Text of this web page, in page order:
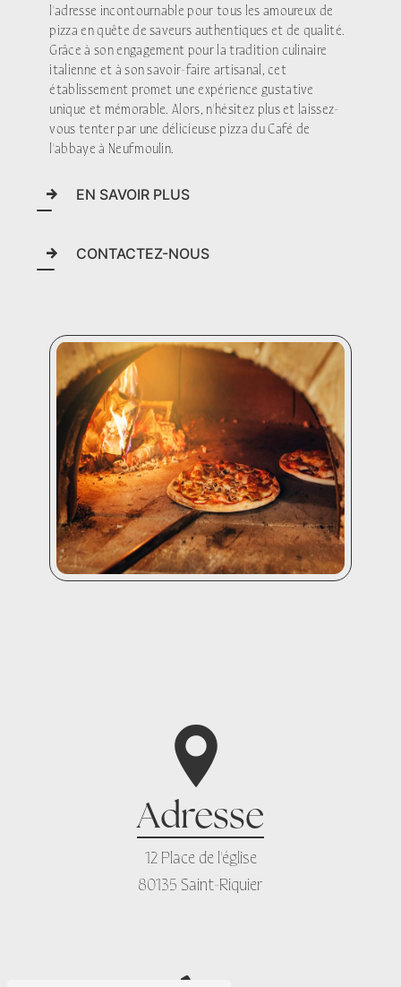
l'adresse incontournable pour tous les amoureux de
pizza en quête de saveurs authentiques et de qualité.
Grâce à son engagement pour la tradition culinaire
italienne et à son savoir-faire artisanal, cet
établissement promet une expérience gustative
unique et mémorable. Alors, n'hésitez plus et laissez-
vous tenter par une délicieuse pizza du Café de
l'abbaye à Neufmoulin.
EN SAVOIR PLUS
CONTACTEZ-NOUS
Adresse
12 Place de l'église
80135 Saint-Riquier